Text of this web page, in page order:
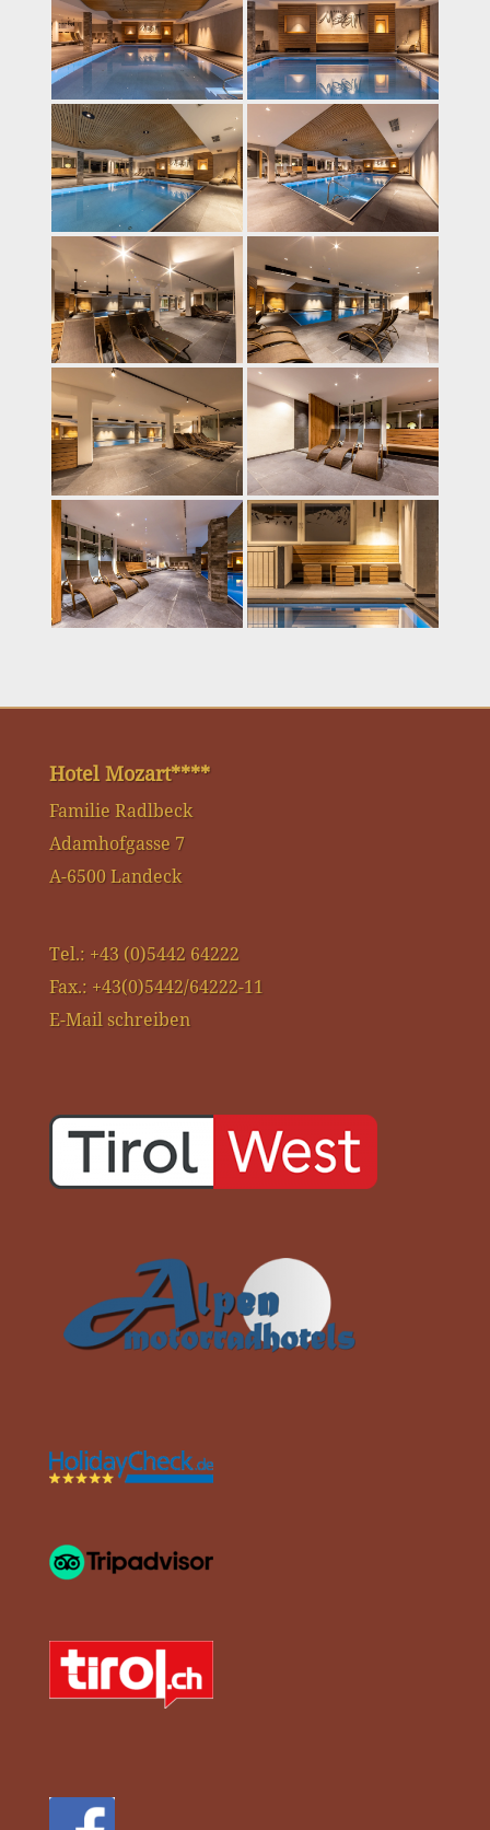
Hotel Mozart****
Familie Radlbeck
Adamhofgasse 7
A-6500 Landeck
Tel.: +43 (0)5442 64222
Fax.: +43(0)5442/64222-11
E-Mail schreiben